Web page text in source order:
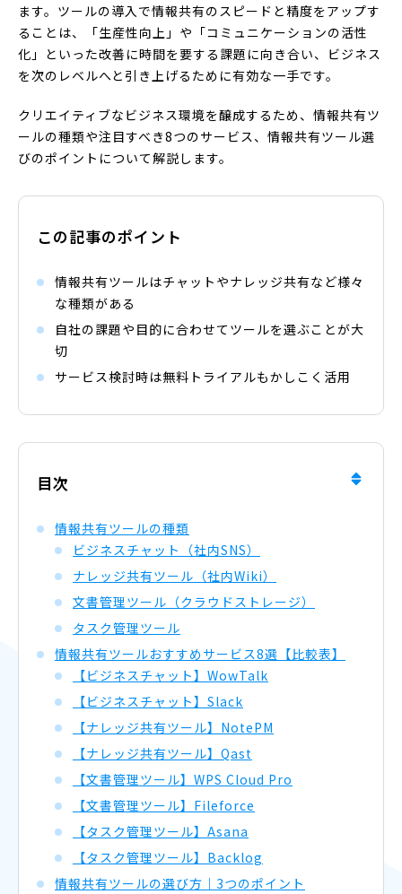
ます。ツールの導入で情報共有のスピードと精度をアップす
ることは、「生産性向上」や「コミュニケーションの活性
化」といった改善に時間を要する課題に向き合い、ビジネス
を次のレベルへと引き上げるために有効な一手です。
クリエイティブなビジネス環境を醸成するため、情報共有ツ
ールの種類や注目すべき8つのサービス、情報共有ツール選
びのポイントについて解説します。
この記事のポイント
情報共有ツールはチャットやナレッジ共有など様々
な種類がある
自社の課題や目的に合わせてツールを選ぶことが大
切
サービス検討時は無料トライアルもかしこく活用
目次
情報共有ツールの種類
ビジネスチャット（社内SNS）
ナレッジ共有ツール（社内Wiki）
文書管理ツール（クラウドストレージ）
タスク管理ツール
情報共有ツールおすすめサービス8選【比較表】
【ビジネスチャット】WowTalk
【ビジネスチャット】Slack
【ナレッジ共有ツール】NotePM
【ナレッジ共有ツール】Qast
【文書管理ツール】WPS Cloud Pro
【文書管理ツール】Fileforce
【タスク管理ツール】Asana
【タスク管理ツール】Backlog
情報共有ツールの選び方｜3つのポイント